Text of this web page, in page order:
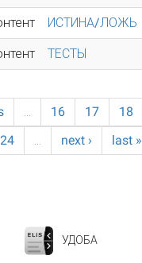
ИСТИНА/ЛОЖЬ
ТЕСТЫ
… 16 17 18
24 … next › last »
УДОБА